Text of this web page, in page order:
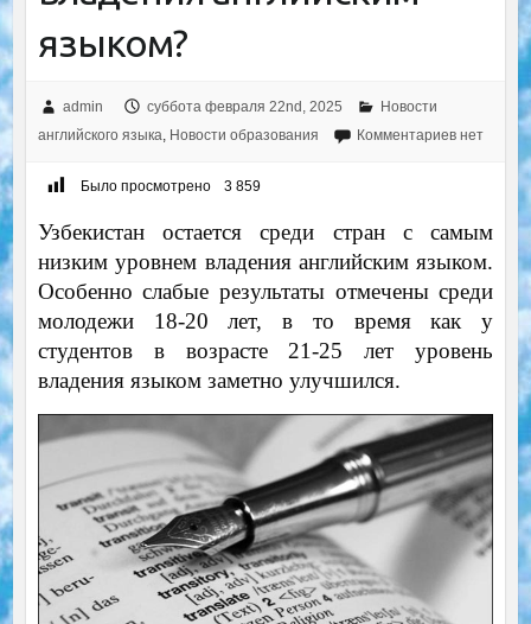
языком?
admin суббота февраля 22nd, 2025
Новости
английского языка, Новости образования Комментариев нет
Было просмотрено 3 859
Узбекистан остается среди стран с самым
низким уровнем владения английским языком.
Особенно слабые результаты отмечены среди
молодежи 18-20 лет, в то время как у
студентов в возрасте 21-25 лет уровень
владения языком заметно улучшился.